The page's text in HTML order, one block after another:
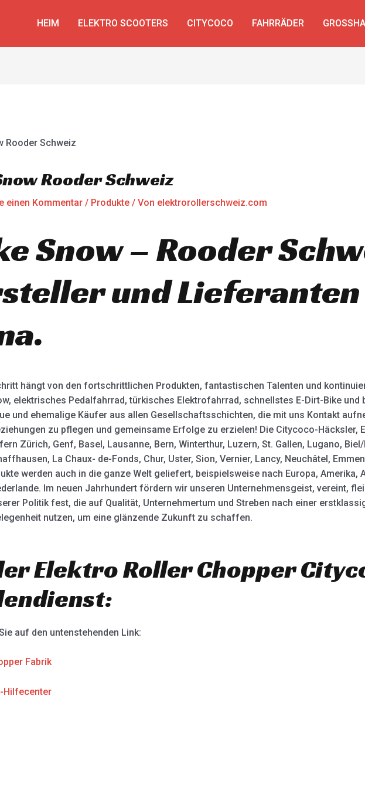
HEIM ELEKTRO SCOOTERS CITYCOCO FAHRRÄDER
Rooder Schweiz
einen Kommentar / Produkte/ Von elektrorollerschweiz.com
Snow – Rooder
und Lieferanten
hängt von den fortschrittlichen Produkten, fantastischen Talenten und
elektrisches Pedalfahrrad, türkisches Elektrofahrrad, schnellstes E-Dirt-Bike und
und ehemalige Käufer aus allen Gesellschaftsschichten, die mit uns Kontakt
zu pflegen und gemeinsame Erfolge zu erzielen! Die Citycoco-Häcksler,
Zürich, Genf, Basel, Lausanne, Bern, Winterthur, Luzern, St. Gallen, Lugano,
La Chaux- de-Fonds, Chur, Uster, Sion, Vernier, Lancy, Neuchâtel,
werden auch in die ganze Welt geliefert, beispielsweise nach Europa, Amerika,
Im neuen Jahrhundert fördern wir unseren Unternehmensgeist, vereint,
Politik fest, die auf Qualität, Unternehmertum und Streben nach einer
nutzen, um eine glänzende Zukunft zu schaffen.
Elektro Roller Chopper
auf den untenstehenden Link:
Fabrik
Hilfecenter